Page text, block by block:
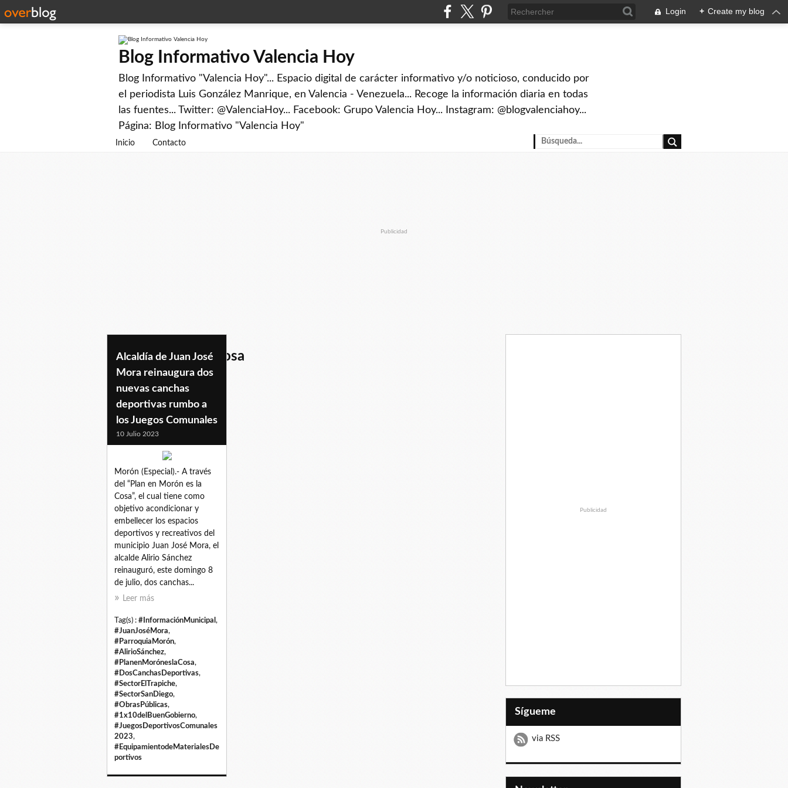
Login + Create my blog
Blog Informativo Valencia Hoy
Blog Informativo "Valencia Hoy"... Espacio digital de carácter informativo y/o noticioso, conducido por
el periodista Luis González Manrique, en Valencia - Venezuela... Recoge la información diaria en todas
las fuentes... Twitter: @ValenciaHoy... Facebook: Grupo Valencia Hoy... Instagram: @blogvalenciahoy...
Página: Blog Informativo "Valencia Hoy"
Inicio Contacto
Publicidad
planenmoroneslacosa
Alcaldía de Juan José
Mora reinaugura dos
nuevas canchas
deportivas rumbo a
los Juegos Comunales
10 Julio 2023
Morón (Especial).- A través
del “Plan en Morón es la
Cosa”, el cual tiene como
objetivo acondicionar y
embellecer los espacios
deportivos y recreativos del
municipio Juan José Mora, el
alcalde Alirio Sánchez
reinauguró, este domingo 8
de julio, dos canchas...
Leer más
Tag(s) : #InformaciónMunicipal ,
#JuanJoséMora,
#ParroquiaMorón,
#AlirioSánchez,
#PlanenMoróneslaCosa,
#DosCanchasDeportivas,
#SectorElTrapiche,
#SectorSanDiego,
#ObrasPúblicas,
#1x10delBuenGobierno,
#JuegosDeportivosComunales
2023,
#EquipamientodeMaterialesDe
portivos
Publicidad
Sígueme
via RSS